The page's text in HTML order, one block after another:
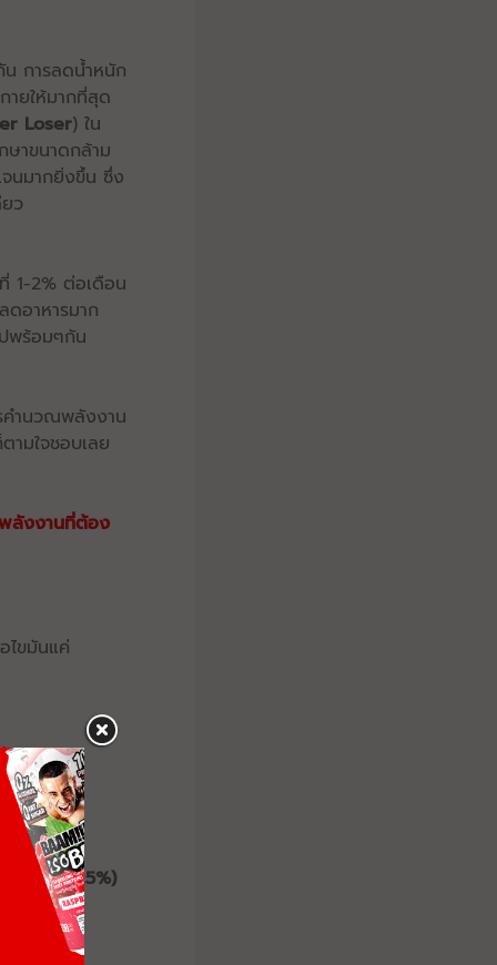
น การลดน้ำหนัก
ายให้มากที่สุด
Loser) ใน
ษาขนาดกล้าม
จนมากยิ่งขึ้น ซึ่ง
ว
1-2% ต่อเดือน
ดอาหารมาก
พร้อมๆกัน
คำนวณพลังงาน
ามใจชอบเลย
พลังงานที่ต้อง
ไขมันแค่
ล้วหาร 7
ารด้วย 0.5%)
diet